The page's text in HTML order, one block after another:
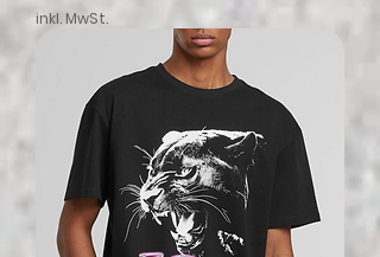
inkl. MwSt.